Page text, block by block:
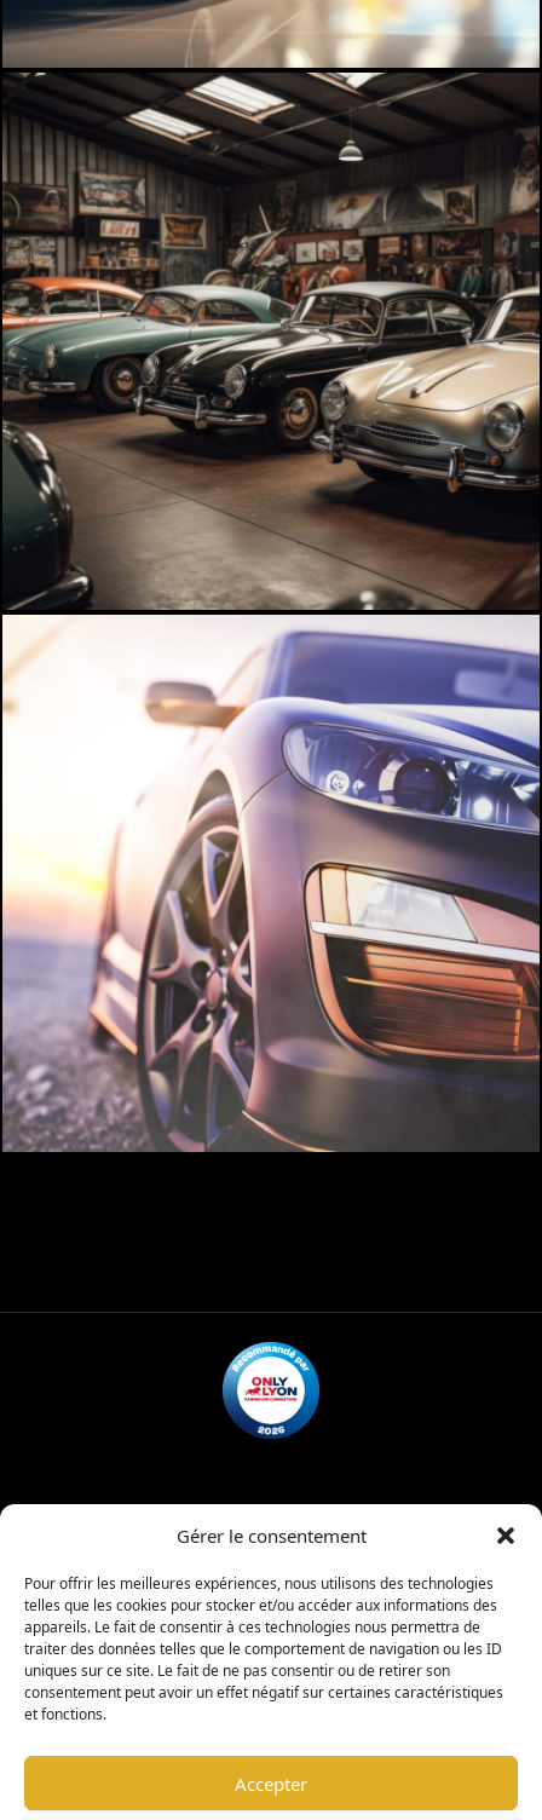
Gérer le consentement
Pour offrir les meilleures expériences, nous utilisons des technologies
telles que les cookies pour stocker et/ou accéder aux informations des
appareils. Le fait de consentir à ces technologies nous permettra de
traiter des données telles que le comportement de navigation ou les ID
uniques sur ce site. Le fait de ne pas consentir ou de retirer son
consentement peut avoir un effet négatif sur certaines caractéristiques
et fonctions.
Accepter
copyright © 2026 -Coligny Car Museum|Tous droits réservés
/www/wwwroot/colignycarmuseum.fr/wp-
content/plugins/sitepress-multilingual-